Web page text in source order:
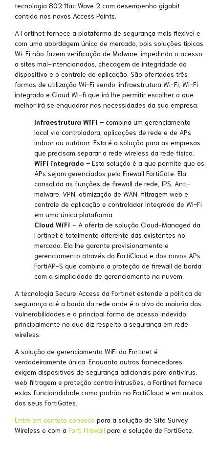
tecnologia 802.11ac Wave 2 com desempenho gigabit
contido nos novos Access Points.
A Fortinet fornece a plataforma de segurança mais flexível e
com uma abordagem única de mercado, pois soluções tipicas
Wi-Fi não fazem verificação de Malware, impedindo o acesso
a sites mal-intencionados, checagem de integridade do
dispositivo e o controle de aplicação. São ofertados três
formas de utilização Wi-Fi sendo: infraestrutura Wi-Fi, Wi-Fi
integrado e Cloud Wi-fi que irá lhe permitir escolher o que
melhor irá se enquadrar nas necessidades da sua empresa.
Infraestrutura WiFi – combina um gerenciamento
local via controladora, aplicações de rede e de APs
indoor ou outdoor. Esta é a solução para as empresas
que precisam separar a rede wireless da rede física.
WiFi integrado – Esta solução é a que permite que os
APs sejam gerenciados pelo Firewall FortiGate. Ela
consolida as funções de firewall de rede, IPS, Anti-
malware, VPN, otimização de WAN, filtragem web e
controle de aplicação e controlador integrado de Wi-Fi
em uma única plataforma.
Cloud WiFi – A oferta de solução Cloud-Managed da
Fortinet é totalmente diferente das existentes no
mercado. Ela lhe garante provisionamento e
gerenciamento através do FortiCloud e dos novos APs
FortiAP-S que combina a proteção de firewall de borda
com a simplicidade de gerenciamento na nuvem.
A tecnologia Secure Access da Fortinet estende a politica de
segurança até a borda da rede onde é o alvo da maioria das
vulnerabilidades e a principal forma de acesso indevido,
principalmente no que diz respeito a segurança em rede
wireless.
A solução de gerenciamento WiFi da Fortinet é
verdadeiramente única. Enquanto outros fornecedores
exigem dispositivos de segurança adicionais para antivírus,
web filtragem e proteção contra intrusões, a Fortinet fornece
estas funcionalidade como padrão no FortiCloud e em muitos
dos seus FortiGates.
Entre em contato conosco para a solução de Site Survey
Wireless e com a Forti Firewall para a solução de FortiGate.